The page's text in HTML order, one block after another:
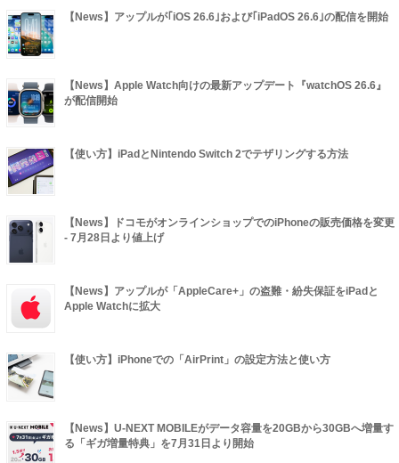
【News】アップルが｢iOS 26.6｣および｢iPadOS 26.6｣の配信を開始
【News】Apple Watch向けの最新アップデート『watchOS 26.6』
が配信開始
【使い方】iPadとNintendo Switch 2でテザリングする方法
【News】ドコモがオンラインショップでのiPhoneの販売価格を変更
- 7月28日より値上げ
【News】アップルが「AppleCare+」の盗難・紛失保証をiPadと
Apple Watchに拡大
【使い方】iPhoneでの「AirPrint」の設定方法と使い方
【News】U-NEXT MOBILEがデータ容量を20GBから30GBへ増量す
る「ギガ増量特典」を7月31日より開始